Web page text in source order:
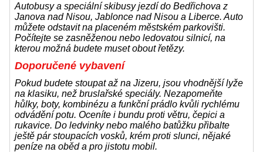
Autobusy a speciální skibusy jezdí do Bedřichova z
Janova nad Nisou, Jablonce nad Nisou a Liberce. Auto
můžete odstavit na placeném městském parkovišti.
Počítejte se zasněženou nebo ledovatou silnicí, na
kterou možná budete muset obout řetězy.
Doporučené vybavení
Pokud budete stoupat až na Jizeru, jsou vhodnější lyže
na klasiku, než bruslařské speciály. Nezapomeňte
hůlky, boty, kombinézu a funkční prádlo kvůli rychlému
odvádění potu. Oceníte i bundu proti větru, čepici a
rukavice. Do ledvinky nebo malého batůžku přibalte
ještě pár stoupacích vosků, krém proti slunci, nějaké
peníze na oběd a pro jistotu mobil.